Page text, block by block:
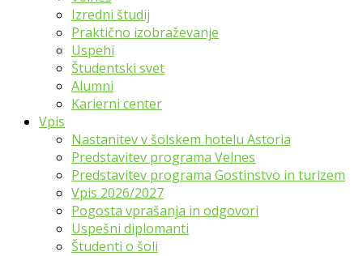
Izredni študij
Praktično izobraževanje
Uspehi
Študentski svet
Alumni
Karierni center
Vpis
Nastanitev v šolskem hotelu Astoria
Predstavitev programa Velnes
Predstavitev programa Gostinstvo in turizem
Vpis 2026/2027
Pogosta vprašanja in odgovori
Uspešni diplomanti
Študenti o šoli